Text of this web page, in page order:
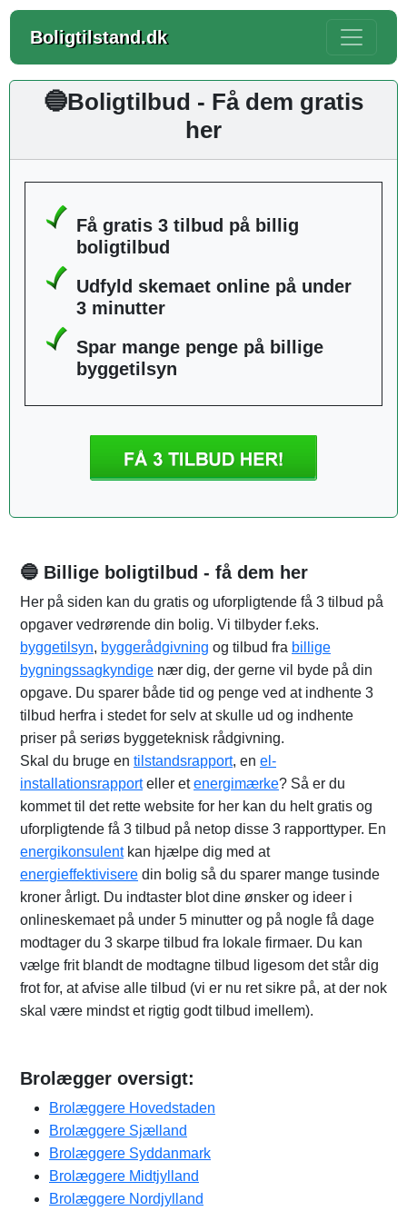
Boligtilstand.dk
🔵Boligtilbud - Få dem gratis
her
Få gratis 3 tilbud på billig
boligtilbud
Udfyld skemaet online på under
3 minutter
Spar mange penge på billige
byggetilsyn
🔵 Billige boligtilbud - få dem her
Her på siden kan du gratis og uforpligtende få 3 tilbud på
opgaver vedrørende din bolig. Vi tilbyder f.eks.
byggetilsyn, byggerådgivning og tilbud fra billige
bygningssagkyndige nær dig, der gerne vil byde på din
opgave. Du sparer både tid og penge ved at indhente 3
tilbud herfra i stedet for selv at skulle ud og indhente
priser på seriøs byggeteknisk rådgivning.
Skal du bruge en tilstandsrapport, en el-
installationsrapporteller etenergimærke? Så er du
kommet til det rette website for her kan du helt gratis og
uforpligtende få 3 tilbud på netop disse 3 rapporttyper. En
energikonsulentkan hjælpe dig med at
energieffektivisere din bolig så du sparer mange tusinde
kroner årligt. Du indtaster blot dine ønsker og ideer i
onlineskemaet på under 5 minutter og på nogle få dage
modtager du 3 skarpe tilbud fra lokale firmaer. Du kan
vælge frit blandt de modtagne tilbud ligesom det står dig
frot for, at afvise alle tilbud (vi er nu ret sikre på, at der nok
skal være mindst et rigtig godt tilbud imellem).
Brolægger oversigt:
Brolæggere Hovedstaden
Brolæggere Sjælland
Brolæggere Syddanmark
Brolæggere Midtjylland
Brolæggere Nordjylland